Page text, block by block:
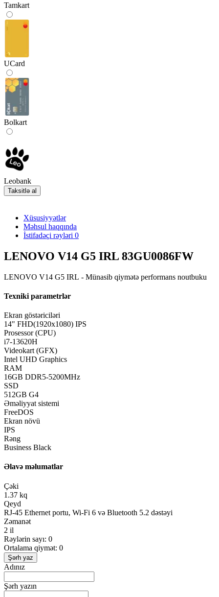
Tamkart
UCard
Bolkart
Leobank
Taksitlə al
Xüsusiyyətlər
Məhsul haqqında
İstifadəçi rəyləri 0
LENOVO V14 G5 IRL 83GU0086FW
LENOVO V14 G5 IRL - Münasib qiymətə performans noutbuku
Texniki parametrlər
Ekran göstəriciləri
14" FHD(1920x1080) IPS
Prosessor (CPU)
i7-13620H
Videokart (GFX)
Intel UHD Graphics
RAM
16GB DDR5-5200MHz
SSD
512GB G4
Əməliyyat sistemi
FreeDOS
Ekran növü
IPS
Rəng
Business Black
Əlavə məlumatlar
Çəki
1.37 kq
Qeyd
RJ-45 Ethernet portu, Wi-Fi 6 və Bluetooth 5.2 dəstəyi
Zəmanət
2 il
Rəylərin sayı: 0
Ortalama qiymət: 0
Şərh yaz
Adınız
Şərh yazın